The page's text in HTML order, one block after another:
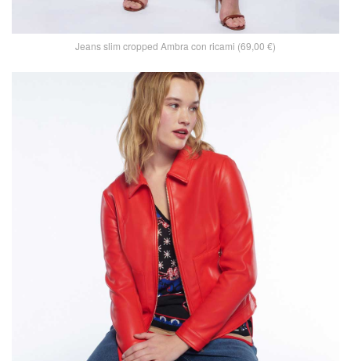
Jeans slim cropped Ambra con ricami (69,00 €)